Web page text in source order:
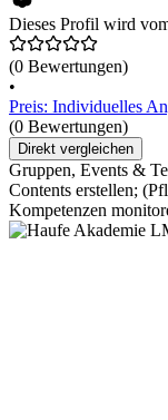
Dieses Profil wird
(0 Bewertungen)
•
Preis: Individuelles
(0 Bewertungen)
Direkt vergleichen
Gruppen, Events &
Contents erstellen;
Kompetenzen